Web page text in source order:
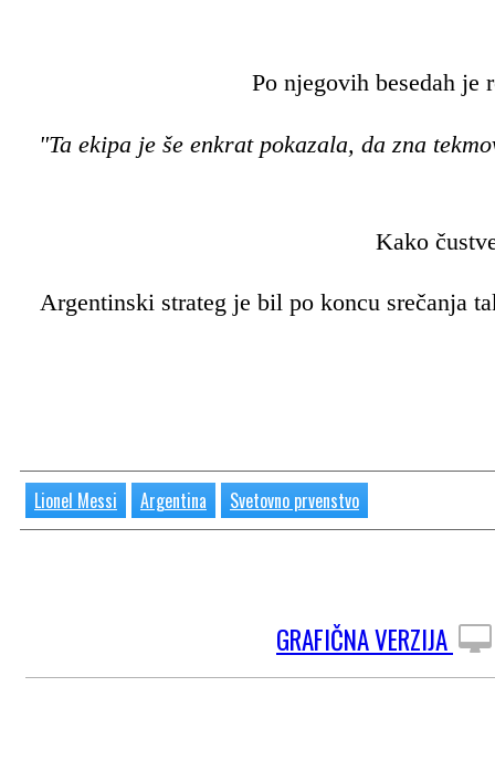
Po njegovih besedah je
"Ta ekipa je še enkrat pokazala, da zna
Kako
Argentinski strateg je bil po koncu srečanja
Lionel Messi Argentina Svetovno prvenstvo
GRAFIČNA VERZIJA